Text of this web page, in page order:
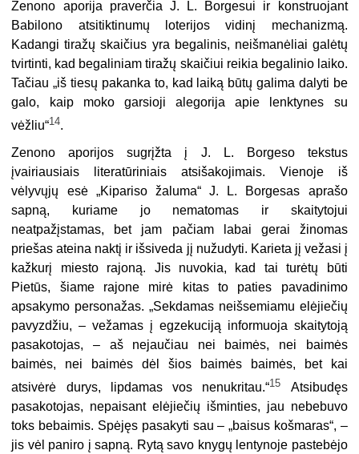
Zenono aporija praverčia J. L. Borgesui ir konstruojant
Babilono atsitiktinumų loterijos vidinį mechanizmą.
Kadangi tiražų skaičius yra begalinis, neišmanėliai galėtų
tvirtinti, kad begaliniam tiražų skaičiui reikia begalinio laiko.
Tačiau „iš tiesų pakanka to, kad laiką būtų galima dalyti be
galo, kaip moko garsioji alegorija apie lenktynes su
vėžliu“14.
Zenono aporijos sugrįžta į J. L. Borgeso tekstus
įvairiausiais literatūriniais atsišakojimais. Vienoje iš
vėlyvųjų esė „Kipariso žaluma“ J. L. Borgesas aprašo
sapną, kuriame jo nematomas ir skaitytojui
neatpažįstamas, bet jam pačiam labai gerai žinomas
priešas ateina naktį ir išsiveda jį nužudyti. Karieta jį vežasi į
kažkurį miesto rajoną. Jis nuvokia, kad tai turėtų būti
Pietūs, šiame rajone mirė kitas to paties pavadinimo
apsakymo personažas. „Sekdamas neišsemiamu elėjiečių
pavyzdžiu, – vežamas į egzekuciją informuoja skaitytoją
pasakotojas, – aš nejaučiau nei baimės, nei baimės
baimės, nei baimės dėl šios baimės baimės, bet kai
atsivėrė durys, lipdamas vos nenukritau.“15 Atsibudęs
pasakotojas, nepaisant elėjiečių išminties, jau nebebuvo
toks bebaimis. Spėjęs pasakyti sau – „baisus košmaras“, –
jis vėl paniro į sapną. Rytą savo knygų lentynoje pastebėjo